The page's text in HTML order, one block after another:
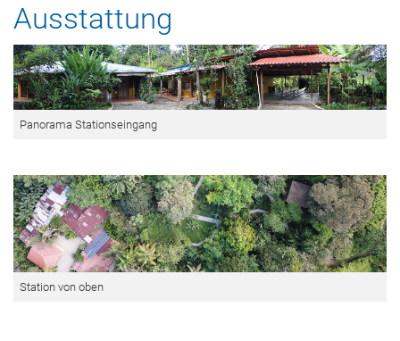
Ausstattung
Panorama Stationseingang
Station von oben